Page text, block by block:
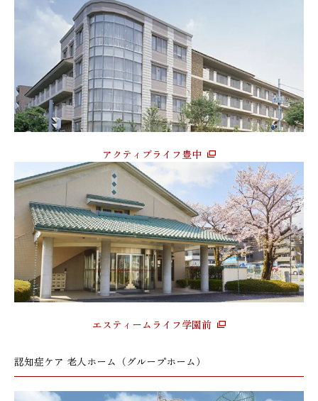
アクティブライフ豊中
エスティームライフ学園前
認知症ケア 老人ホーム（グループホーム）